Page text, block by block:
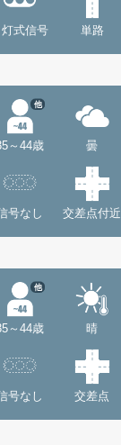
灯式信号 単路
～44歳
他
曇
号なし 交差点付近
～44歳
他
晴
号なし 交差点